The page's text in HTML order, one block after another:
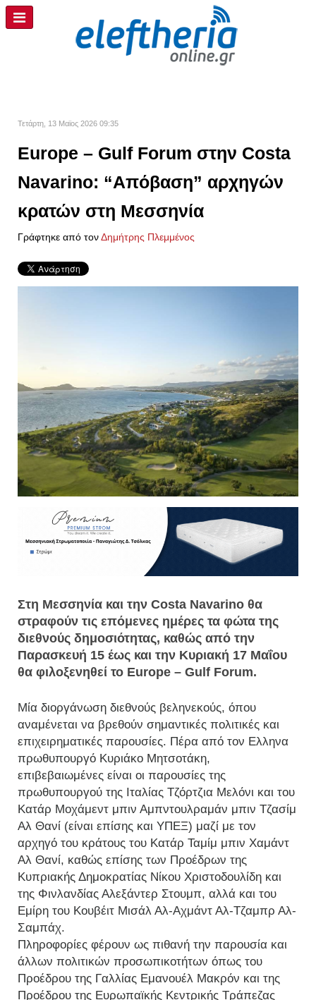
Τετάρτη, 13 Μαϊος 2026 09:35
Europe – Gulf Forum στην Costa
Navarino: “Απόβαση” αρχηγών
κρατών στη Μεσσηνία
Γράφτηκε από τονΔημήτρης Πλεμμένος
Στη Μεσσηνία και την Costa Navarino θα
στραφούν τις επόμενες ημέρες τα φώτα της
διεθνούς δημοσιότητας, καθώς από την
Παρασκευή 15 έως και την Κυριακή 17 Μαΐου
θα φιλοξενηθεί το Europe – Gulf Forum.
Μία διοργάνωση διεθνούς βεληνεκούς, όπου
αναμένεται να βρεθούν σημαντικές πολιτικές και
επιχειρηματικές παρουσίες. Πέρα από τον Ελληνα
πρωθυπουργό Κυριάκο Μητσοτάκη,
επιβεβαιωμένες είναι οι παρουσίες της
πρωθυπουργού της Ιταλίας Τζόρτζια Μελόνι και του
Κατάρ Μοχάμεντ μπιν Αμπντουλραμάν μπιν Τζασίμ
Αλ Θανί (είναι επίσης και ΥΠΕΞ) μαζί με τον
αρχηγό του κράτους του Κατάρ Ταμίμ μπιν Χαμάντ
Αλ Θανί, καθώς επίσης των Προέδρων της
Κυπριακής Δημοκρατίας Νίκου Χριστοδουλίδη και
της Φινλανδίας Αλεξάντερ Στουμπ, αλλά και του
Εμίρη του Κουβέιτ Μισάλ Αλ-Αχμάντ Αλ-Τζαμπρ Αλ-
Σαμπάχ.
Πληροφορίες φέρουν ως πιθανή την παρουσία και
άλλων πολιτικών προσωπικοτήτων όπως του
Προέδρου της Γαλλίας Εμανουέλ Μακρόν και της
Προέδρου της Ευρωπαϊκής Κεντρικής Τράπεζας